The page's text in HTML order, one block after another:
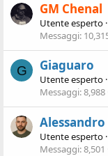
GM Chenal
Utente esperto ·
Messaggi
G Giaguaro
Utente esperto ·
Messaggi 8,988
Alessandro
Utente esperto ·
Messaggi 8,501